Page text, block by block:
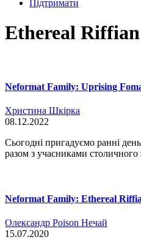
Підтримати
Ethereal Riffian
Neformat Family: Uprising
Христина Шкірка
08.12.2022
Сьогодні пригадуємо ранні
разом з учасниками столичного
Neformat Family: Ethereal
Олександр Poison Нечай
15.07.2020